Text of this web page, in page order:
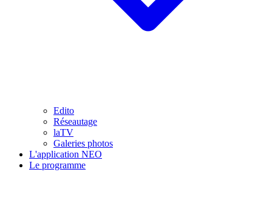
Edito
Réseautage
laTV
Galeries photos
L'application NEO
Le programme